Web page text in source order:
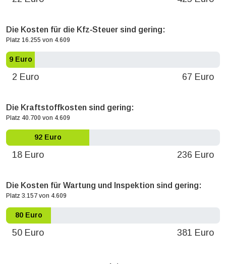
Die Kosten für die Kfz‐Steuer sind gering:
Platz 16.255 von 4.609
9 Euro
2 Euro 67 Euro
Die Kraftstoffkosten sind gering:
Platz 40.700 von 4.609
92 Euro
18 Euro 236 Euro
Die Kosten für Wartung und Inspektion sind gering:
Platz 3.157 von 4.609
80 Euro
50 Euro 381 Euro